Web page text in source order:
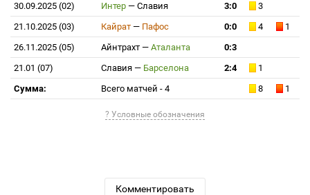
30.09.2025 (02)
Интер — Славия 3:0
3
21.10.2025 (03)
Кайрат — Пафос 0:0 4
1
26.11.2025 (05)
Айнтрахт — Аталанта
0:3
21.01 (07)
Славия — Барселона 2:4
1
Сумма:
Всего матчей - 4 8 1
? Условные обозначения
Комментировать